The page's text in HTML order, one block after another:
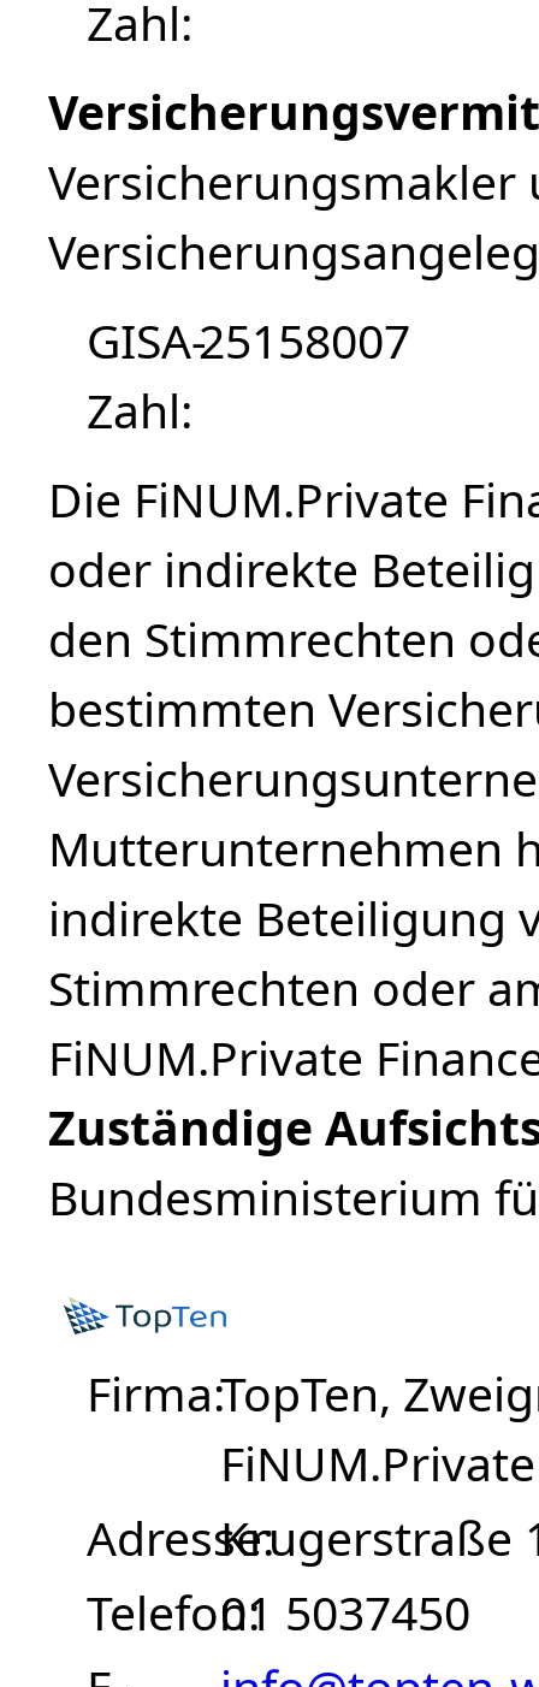
Zahl
Versicherungsmakler
GISA-
Zahl
25158007
Die FiNUM.Private
oder indirekte
den Stimmrechten
bestimmten
Mutterunternehmen
indirekte Beteiligung
Stimmrechten oder
FiNUM.Private
Zuständige
Bundesministerium
FirmaTopTen,
AdresseKrugerstraße
Telefon01 5037450